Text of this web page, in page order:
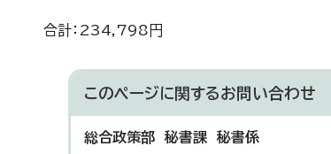
合計：234,798円
このページに関するお問い合わせ
総合政策部 秘書課 秘書係